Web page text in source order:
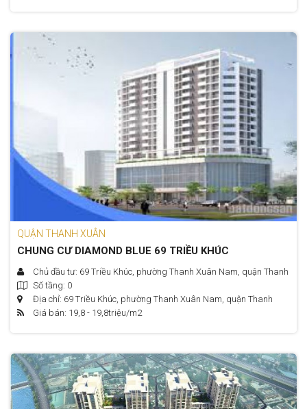
QUẬN THANH XUÂN
CHUNG CƯ DIAMOND BLUE 69 TRIỀU KHÚC
Chủ đầu tư: 69 Triều Khúc, phường Thanh Xuân Nam, quận Thanh
Xuân, Hà Nội
Số tầng: 0
Địa chỉ: 69 Triều Khúc, phường Thanh Xuân Nam, quận Thanh
Xuân, Hà Nội
Giá bán: 19,8 - 19,8triệu/m2